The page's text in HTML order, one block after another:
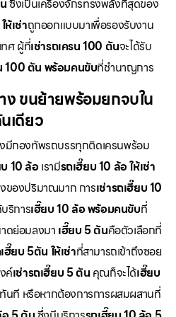
ซึ่งเป็นเครื่องจักรทรงพลังที่สุดของ
ห้เช่าถูกออกแบบมาเพื่อรองรับงาน
ทศ ผู้ที่เช่ารถเครน 100 ตันจะได้รับ
100 ตัน พร้อมคนขับที่ชำนาญการ
ง ขนย้ายพร้อมยกจบใน
เดียว
งมีกองทัพรถบรรทุกติดเครนพร้อม
10 ล้อเรามีรถเฮี๊ยบ 10 ล้อ ให้เช่า
ของปริมาณมาก การเช่ารถเฮี๊ยบ 10
ริการเฮี๊ยบ 10 ล้อ พร้อมคนขับที่
ดย่อมลงมา เฮี๊ยบ 5 ตันคือตัวเลือกที่
ฮี๊ยบ 5ตัน ให้เช่าที่สามารถเข้าถึงซอย
ค์เช่ารถเฮี๊ยบ 5 ตัน คุณก็จะได้เฮี๊ยบ
นที หรือหากต้องการการผสมผสานที่